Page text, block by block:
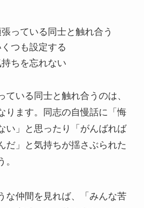
っている同士と触れ合う
つも設定する
ちを忘れない
ている同士と触れ合うのは、
ります。同志の自慢話に「悔
い」と思ったり「がんばれば
だ」と気持ちが揺さぶられた
な仲間を見れば、「みんな苦